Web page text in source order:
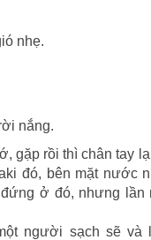
nhẹ.
nắng.
gặp rồi thì chân tay
đó, bên mặt nước
ở đó, nhưng lần
người sạch sẽ và